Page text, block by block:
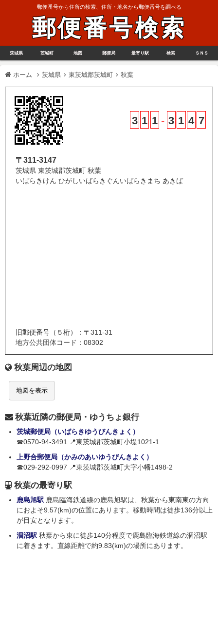
郵便番号から住所の検索、住所・地名から郵便番号を調べる
郵便番号検索
茨城県 茨城町 地図 郵便局 最寄り駅 検索 ＳＮＳ
ホーム 茨城県 東茨城郡茨城町 秋葉
3 1 1 - 3 1 4 7
〒311-3147
茨城県 東茨城郡茨城町 秋葉
いばらきけん ひがしいばらきぐんいばらきまち あきば
旧郵便番号（５桁）：〒311-31
地方公共団体コード：08302
秋葉周辺の地図
地図を表示
秋葉近隣の郵便局・ゆうちょ銀行
茨城郵便局（いばらきゆうびんきょく）
☎0570-94-3491 📍東茨城郡茨城町小堤1021-1
上野合郵便局（かみのあいゆうびんきよく）
☎029-292-0997 📍東茨城郡茨城町大字小幡1498-2
秋葉の最寄り駅
鹿島旭駅 鹿島臨海鉄道線の鹿島旭駅は、秋葉から東南東の方向
におよそ9.57(km)の位置にあります。移動時間は徒歩136分以上
が目安となります。
涸沼駅 秋葉から東に徒歩140分程度で鹿島臨海鉄道線の涸沼駅
に着きます。直線距離で約9.83(km)の場所にあります。